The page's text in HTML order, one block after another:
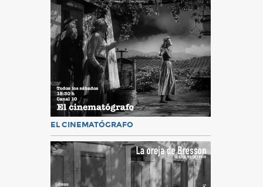
EL CINEMATÓGRAFO